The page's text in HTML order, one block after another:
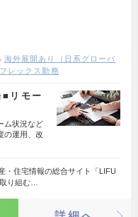
海外展開あり（日系グローバ
フレックス勤務
■リモー
ム状況など
の運用、改
・住宅情報の総合サイト「LIFU
り組む…